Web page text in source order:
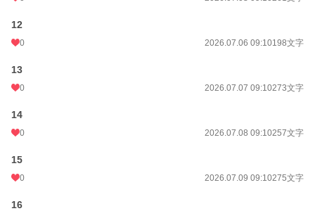
12
0 2026.07.06 09:10198文字
13
0 2026.07.07 09:10273文字
14
0 2026.07.08 09:10257文字
15
0 2026.07.09 09:10275文字
16